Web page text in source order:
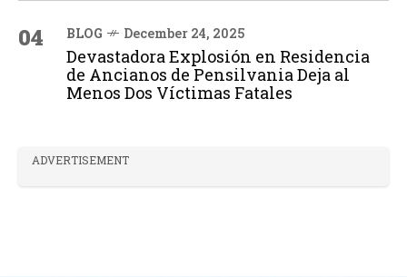
04 BLOG December 24, 2025
Devastadora Explosión en Residencia
de Ancianos de Pensilvania Deja al
Menos Dos Víctimas Fatales
ADVERTISEMENT